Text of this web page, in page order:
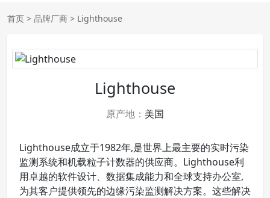
首页 > 品牌厂商 > Lighthouse
Lighthouse
原产地： 美国
Lighthouse成立于1982年,是世界上最主要的实时污染
监测系统和机载粒子计数器的供应商。Lighthouse利
用卓越的软件设计、数据集成能力和全球支持办公室,
为其客户提供领先的边缘污染监测解决方案。这些解决